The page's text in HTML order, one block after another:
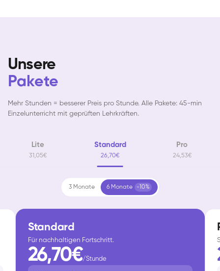
Unsere
Pakete
Mehr Stunden = besserer Preis pro Stunde. Alle Pakete: 45-min
Einzelunterricht mit geprüften Lehrkräften.
Lite
31,05€
Standard
26,70€
Pro
24,53€
3 Monate 6 Monate -10%
Standard
Für nachhaltigen Fortschritt.
26,70€/Stunde